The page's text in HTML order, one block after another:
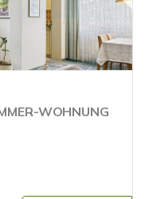
WOHNUNG